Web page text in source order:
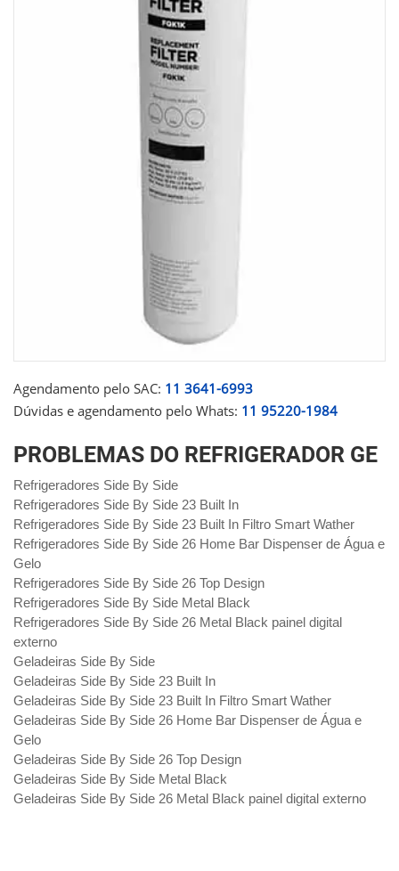
Agendamento pelo SAC: 11 3641-6993
Dúvidas e agendamento pelo Whats: 11 95220-1984
PROBLEMAS DO REFRIGERADOR GE
Refrigeradores Side By Side
Refrigeradores Side By Side 23 Built In
Refrigeradores Side By Side 23 Built In Filtro Smart Wather
Refrigeradores Side By Side 26 Home Bar Dispenser de Água e
Gelo
Refrigeradores Side By Side 26 Top Design
Refrigeradores Side By Side Metal Black
Refrigeradores Side By Side 26 Metal Black painel digital
externo
Geladeiras Side By Side
Geladeiras Side By Side 23 Built In
Geladeiras Side By Side 23 Built In Filtro Smart Wather
Geladeiras Side By Side 26 Home Bar Dispenser de Água e
Gelo
Geladeiras Side By Side 26 Top Design
Geladeiras Side By Side Metal Black
Geladeiras Side By Side 26 Metal Black painel digital externo